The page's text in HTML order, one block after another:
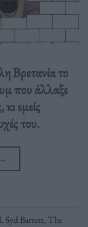
Βρετανία το
που άλλαξε
εμείς
του.
→
, Syd Barrett, The